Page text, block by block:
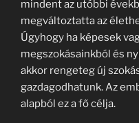
mindent az utóbbi
megváltoztatta az
Úgyhogy ha képesek
megszokásainkból és
akkor rengeteg új
gazdagodhatunk. Az
alapból ez a fő célja.